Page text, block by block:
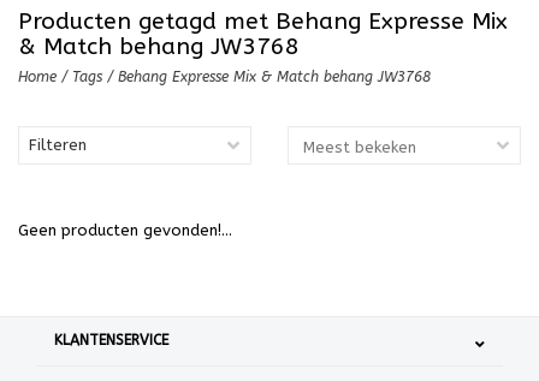
Producten getagd met Behang Expresse Mix
& Match behang JW3768
Home / Tags / Behang Expresse Mix & Match behang JW3768
Filteren
Geen producten gevonden!...
KLANTENSERVICE